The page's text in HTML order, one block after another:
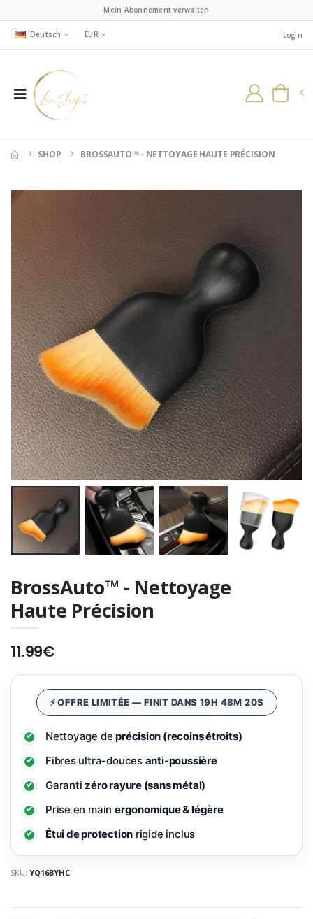
Mein Abonnement verwalten
Deutsch EUR Login
SHOP BROSSAUTO™ - NETTOYAGE HAUTE PRÉCISION
BrossAuto™ - Nettoyage
Haute Précision
11.99€
⚡ OFFRE LIMITÉE — FINIT DANS 19H 48M 19S
Nettoyage deprécision (recoins étroits)
Fibres ultra-douces anti-poussière
Garantizéro rayure (sans métal)
Prise en main ergonomique & légère
Étui de protection rigide inclus
SKU:YQ16BYHC